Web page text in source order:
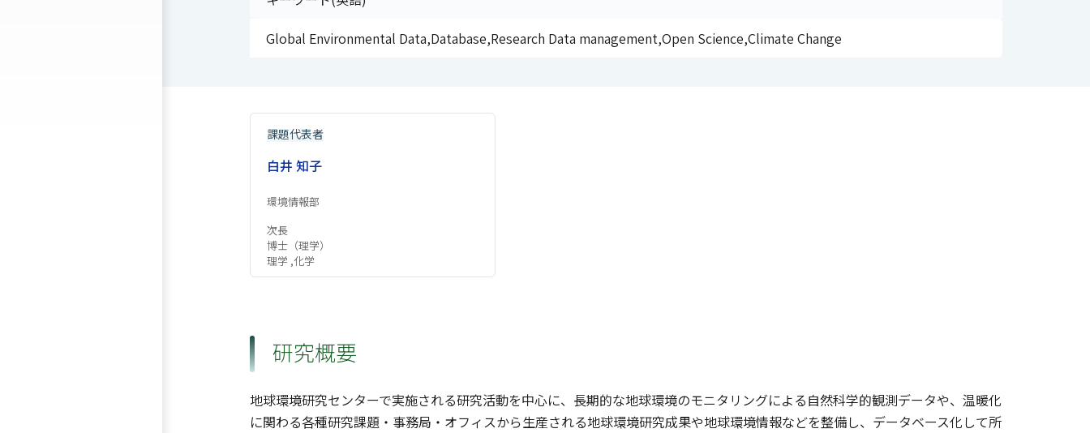
Global Environmental Data,Database,Research Data management,Open Science,Climate Change
課題代表者
白井 知子
環境情報部
次長
博士（理学）
理学 ,化学
研究概要
地球環境研究センターで実施される研究活動を中心に、長期的な地球環境のモニタリングによる自然科学的観測データや、温暖化
に関わる各種研究課題・事務局・オフィスから生産される地球環境研究成果や地球環境情報などを整備し、データベース化して所